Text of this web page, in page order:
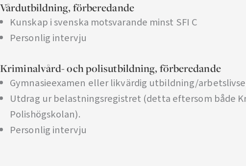
Vårdutbildning, förberedande
Kunskap i svenska motsvarande minst SFI C
Personlig intervju
Kriminalvård- och polisutbildning, förberedande
Gymnasieexamen eller likvärdig utbildning/
Utdrag ur belastningsregistret (detta eftersom både
Polishögskolan).
Personlig intervju